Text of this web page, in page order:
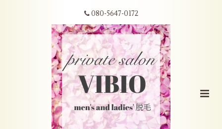
080-5647-0172